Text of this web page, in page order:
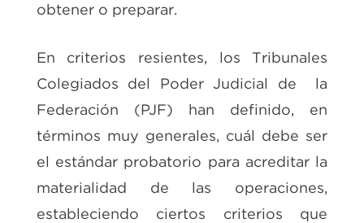
obtener o preparar.
En criterios resientes, los Tribunales
Colegiados del Poder Judicial de la
Federación (PJF) han definido, en
términos muy generales, cuál debe ser
el estándar probatorio para acreditar la
materialidad de las operaciones,
estableciendo ciertos criterios que